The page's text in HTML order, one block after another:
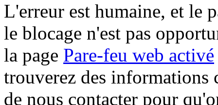
L'erreur est humaine, et le
le blocage n'est pas
la page Pare-feu web activé
trouverez des informations
de nous contacter pour